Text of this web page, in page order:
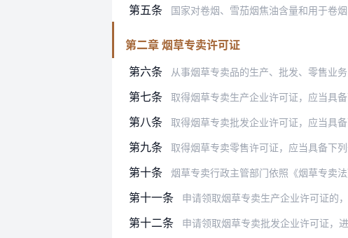
第五条 国家对卷烟、雪茄烟焦油含量和用于卷
第二章 烟草专卖许可证
第六条
从事烟草专卖品的生产、批发、零售业务，以及
第七条 取得烟草专卖生产企业许可证，应当具备
第八条 取得烟草专卖批发企业许可证，应当具备
第九条 取得烟草专卖零售许可证，应当具备下列
第十条 烟草专卖行政主管部门依照《烟草专卖
第十一条 申请领取烟草专卖生产企业许可证的，应当向
第十二条 申请领取烟草专卖批发企业许可证，进行跨省